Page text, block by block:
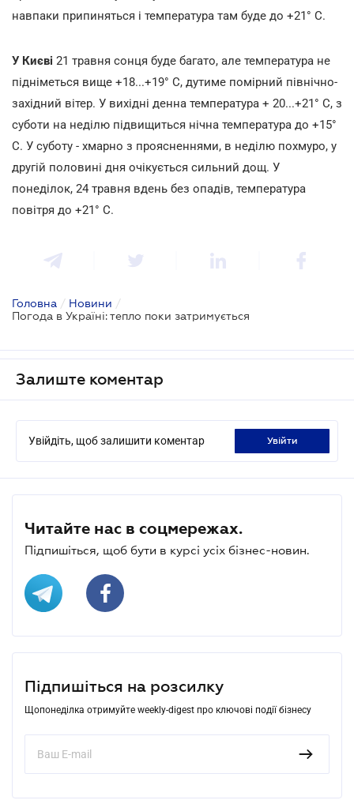
навпаки припиняться і температура там буде до +21° С.
У Києві 21 травня сонця буде багато, але температура не
підніметься вище +18...+19° С, дутиме помірний північно-
західний вітер. У вихідні денна температура + 20...+21° С, з
суботи на неділю підвищиться нічна температура до +15°
С. У суботу - хмарно з проясненнями, в неділю похмуро, у
другій половині дня очікується сильний дощ. У
понеділок, 24 травня вдень без опадів, температура
повітря до +21° С.
Головна / Новини /
Погода в Україні: тепло поки затримується
Залиште коментар
Увійдіть, щоб залишити коментар увійти
Читайте нас в соцмережах.
Підпишіться, щоб бути в курсі усіх бізнес-новин.
Підпишіться на розсилку
Щопонеділка отримуйте weekly-digest про ключові події бізнесу